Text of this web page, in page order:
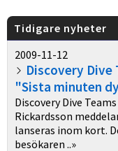
Tidigare nyheter
2009-11-12
Discovery Dive
"Sista minuten
Discovery Dive
Rickardsson
lanseras inom kort.
besökaren ..»